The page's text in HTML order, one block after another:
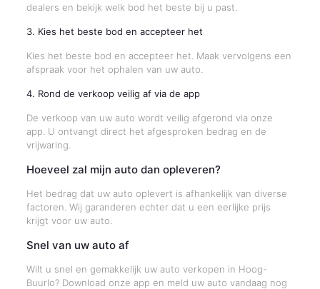
dealers en bekijk welk bod het beste bij u past.
3. Kies het beste bod en accepteer het
Kies het beste bod en accepteer het. Maak vervolgens een
afspraak voor het ophalen van uw auto.
4. Rond de verkoop veilig af via de app
De verkoop van uw auto wordt veilig afgerond via onze
app. U ontvangt direct het afgesproken bedrag en de
vrijwaring.
Hoeveel zal mijn auto dan opleveren?
Het bedrag dat uw auto oplevert is afhankelijk van diverse
factoren. Wij garanderen echter dat u een eerlijke prijs
krijgt voor uw auto.
Snel van uw auto af
Wilt u snel en gemakkelijk uw auto verkopen in Hoog-
Buurlo? Download onze app en meld uw auto vandaag nog